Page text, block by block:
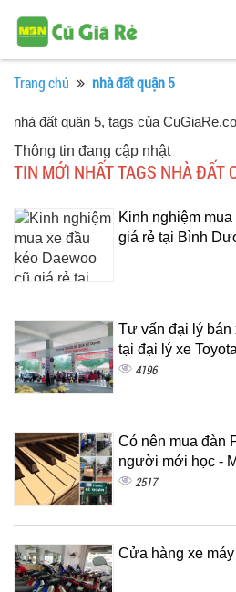
Trang chủ nhà đất quận 5
nhà đất quận 5, tags của
Thông tin đang cập nhật
TIN MỚI NHẤT TAGS NHÀ ĐẤT
Kinh nghiệm
giá rẻ tại Bình
Tư vấn đại lý bán
tại đại lý xe
4196
Có nên mua đàn
người mới học -
2517
Cửa hàng xe